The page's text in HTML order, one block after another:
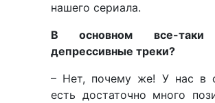
нашего сериала.
В основном все-таки
депрессивные треки?
– Нет, почему же! У нас в
есть достаточно много